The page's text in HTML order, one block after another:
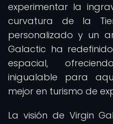
experimentar la
curvatura de la
personalizado y un
Galactic ha
espacial,
inigualable para
mejor en turismo de
La visión de Virgin